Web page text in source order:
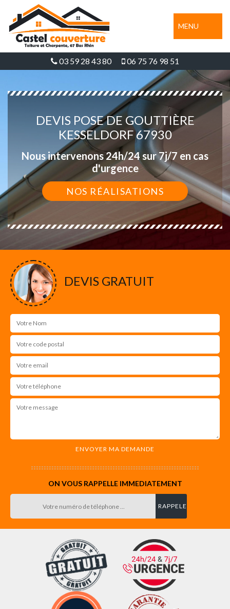
MENU
03 59 28 43 80 06 75 76 98 51
DEVIS POSE DE GOUTTIÈRE
KESSELDORF 67930
Nous intervenons 24h/24 sur 7j/7 en cas
d'urgence
NOS RÉALISATIONS
DEVIS GRATUIT
ON VOUS RAPPELLE IMMEDIATEMENT